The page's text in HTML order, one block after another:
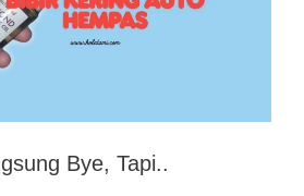
Bye, Tapi..